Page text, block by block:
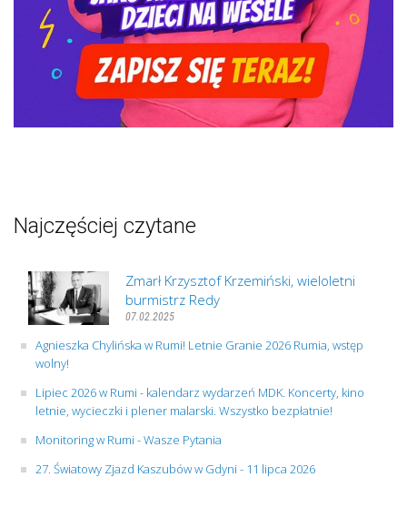
Najczęściej czytane
Zmarł Krzysztof Krzemiński, wieloletni
burmistrz Redy
07.02.2025
Agnieszka Chylińska w Rumi! Letnie Granie 2026 Rumia, wstęp
wolny!
Lipiec 2026 w Rumi - kalendarz wydarzeń MDK. Koncerty, kino
letnie, wycieczki i plener malarski. Wszystko bezpłatnie!
Monitoring w Rumi - Wasze Pytania
27. Światowy Zjazd Kaszubów w Gdyni - 11 lipca 2026